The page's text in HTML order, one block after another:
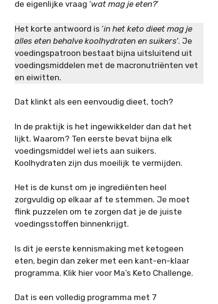
de eigenlijke vraag ‘wat mag je eten?’
Het korte antwoord is ‘in het keto dieet mag je
alles eten behalve koolhydraten en suikers’. Je
voedingspatroon bestaat bijna uitsluitend uit
voedingsmiddelen met de macronutriënten vet
en eiwitten.
Dat klinkt als een eenvoudig dieet, toch?
In de praktijk is het ingewikkelder dan dat het
lijkt. Waarom? Ten eerste bevat bijna elk
voedingsmiddel wel iets aan suikers.
Koolhydraten zijn dus moeilijk te vermijden.
Het is de kunst om je ingrediënten heel
zorgvuldig op elkaar af te stemmen. Je moet
flink puzzelen om te zorgen dat je de juiste
voedingsstoffen binnenkrijgt.
Is dit je eerste kennismaking met ketogeen
eten, begin dan zeker met een kant-en-klaar
programma. Klik hier voor Ma’s Keto Challenge.
Dat is een volledig programma met 7